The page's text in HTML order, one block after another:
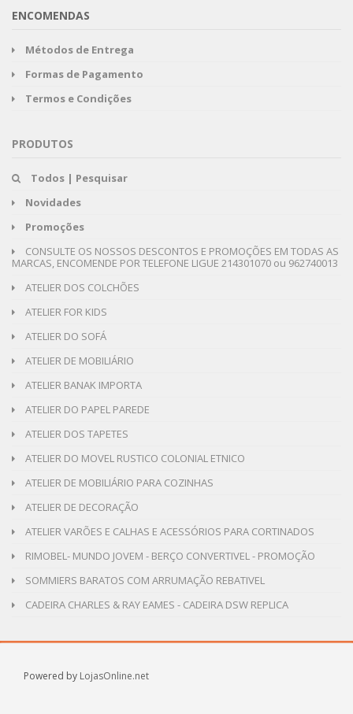
ENCOMENDAS
Métodos de Entrega
Formas de Pagamento
Termos e Condições
PRODUTOS
Todos | Pesquisar
Novidades
Promoções
CONSULTE OS NOSSOS DESCONTOS E PROMOÇÕES EM TODAS AS
MARCAS, ENCOMENDE POR TELEFONE LIGUE 214301070 ou 962740013
ATELIER DOS COLCHÕES
ATELIER FOR KIDS
ATELIER DO SOFÁ
ATELIER DE MOBILIÁRIO
ATELIER BANAK IMPORTA
ATELIER DO PAPEL PAREDE
ATELIER DOS TAPETES
ATELIER DO MOVEL RUSTICO COLONIAL ETNICO
ATELIER DE MOBILIÁRIO PARA COZINHAS
ATELIER DE DECORAÇÃO
ATELIER VARÕES E CALHAS E ACESSÓRIOS PARA CORTINADOS
RIMOBEL- MUNDO JOVEM - BERÇO CONVERTIVEL - PROMOÇÃO
SOMMIERS BARATOS COM ARRUMAÇÃO REBATIVEL
CADEIRA CHARLES & RAY EAMES - CADEIRA DSW REPLICA
Powered by LojasOnline.net